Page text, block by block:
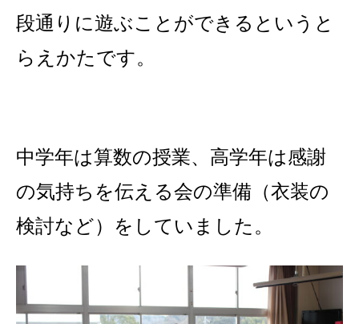
段通りに遊ぶことができるというと
らえかたです。
中学年は算数の授業、高学年は感謝
の気持ちを伝える会の準備（衣装の
検討など）をしていました。